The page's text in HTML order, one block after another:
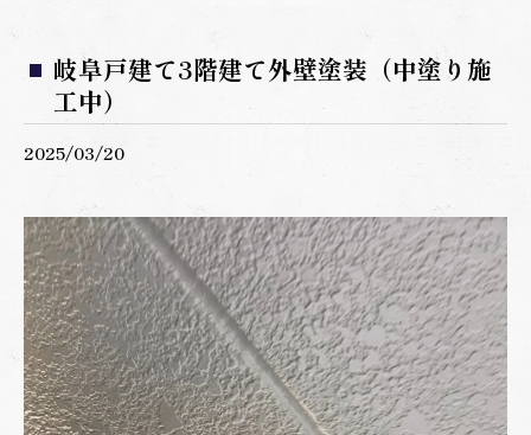
岐阜戸建て3階建て外壁塗装（中塗り施
工中）
2025/03/20